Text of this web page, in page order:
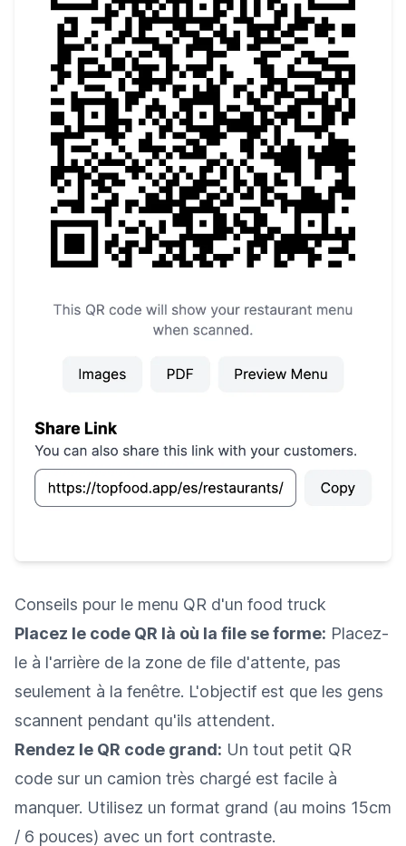
Conseils pour le menu QR d'un food truck
Placez le code QR là où la file se forme: Placez-
le à l'arrière de la zone de file d'attente, pas
seulement à la fenêtre. L'objectif est que les gens
scannent pendant qu'ils attendent.
Rendez le QR code grand: Un tout petit QR
code sur un camion très chargé est facile à
manquer. Utilisez un format grand (au moins 15cm
/ 6 pouces) avec un fort contraste.